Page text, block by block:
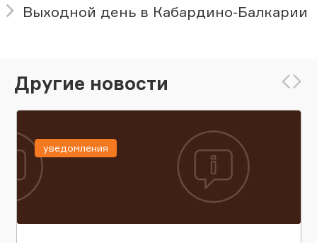
Выходной день в Кабардино-Балкарии
Другие новости
уведомления